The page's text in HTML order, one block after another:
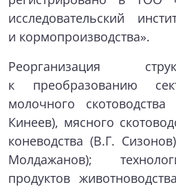
исследовательский
и кормопроизводства».
Реорганизация
к преобразованию
молочного
Кинеев), мясного
коневодства (В.Г.
Молдажанов);
продуктов